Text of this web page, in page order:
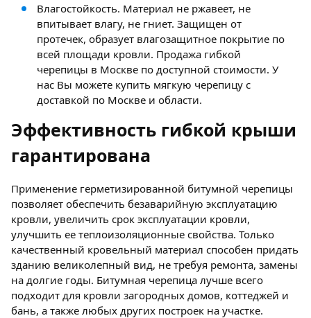
Влагостойкость. Материал не ржавеет, не
впитывает влагу, не гниет. Защищен от
протечек, образует влагозащитное покрытие по
всей площади кровли. Продажа гибкой
черепицы в Москве по доступной стоимости. У
нас Вы можете купить мягкую черепицу с
доставкой по Москве и области.
Эффективность гибкой крыши
гарантирована
Применение герметизированной битумной черепицы
позволяет обеспечить безаварийную эксплуатацию
кровли, увеличить срок эксплуатации кровли,
улучшить ее теплоизоляционные свойства. Только
качественный кровельный материал способен придать
зданию великолепный вид, не требуя ремонта, замены
на долгие годы. Битумная черепица лучше всего
подходит для кровли загородных домов, коттеджей и
бань, а также любых других построек на участке.